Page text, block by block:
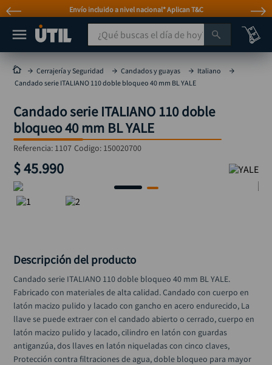
Envío incluido a nivel nacional* Aplican T&C
¿Qué buscas el día de hoy?
Cerrajería y Seguridad Candados y guayas
Italiano
Candado serie ITALIANO 110 doble bloqueo 40 mm BL YALE
Candado serie ITALIANO 110 doble
bloqueo 40 mm BL YALE
Referencia: 1107 Codigo: 150020700
$45.990
Descripción del producto
Candado serie ITALIANO 110 doble bloqueo 40 mm BL YALE.
Fabricado con materiales de alta calidad. Candado con cuerpo en
latón macizo pulido y lacado con gancho en acero endurecido, La
llave se puede extraer con el candado abierto o cerrado, cuerpo en
latón macizo pulido y lacado, cilindro en latón con guardas
antiganzúa, dos llaves en latón niqueladas con cinco claves,
Protección contra filtraciones de agua, doble bloqueo para mayor
MÁS BUSCADOS
taladro
taladros pulidoras
compresor
sierra circular
ruteadora
broca
taladro inalámbrico
alicate